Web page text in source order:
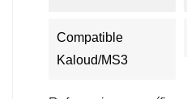
Compatible
Kaloud/MS3